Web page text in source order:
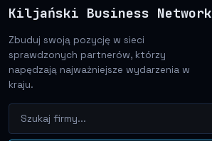
Kiljański Business Network
Zbuduj swoją pozycję w sieci
sprawdzonych partnerów, którzy
napędzają najważniejsze wydarzenia w
kraju.